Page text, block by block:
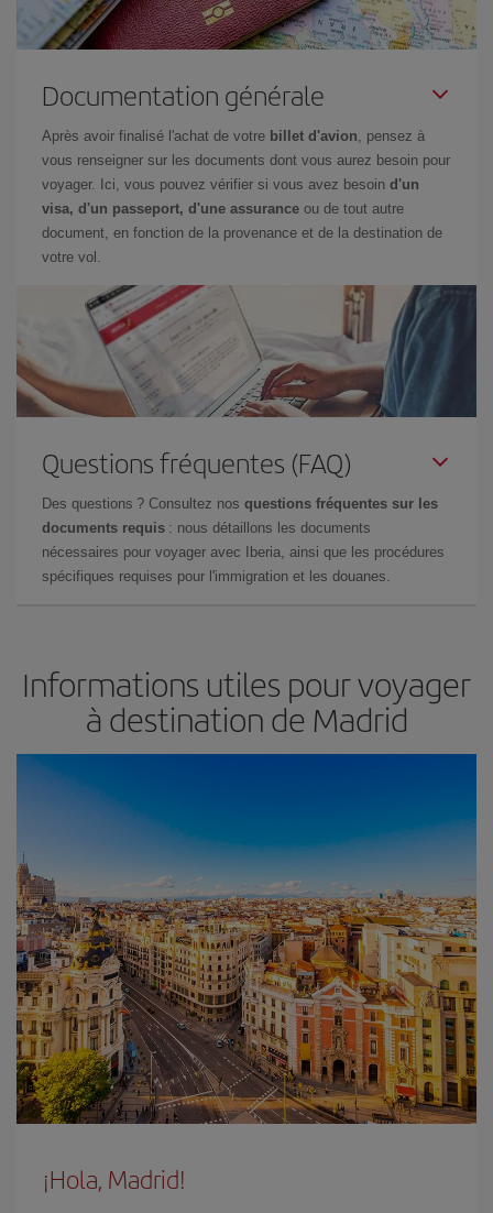
Documentation générale
Après avoir finalisé l'achat de votre billet d'avion, pensez à
vous renseigner sur les documents dont vous aurez besoin pour
voyager. Ici, vous pouvez vérifier si vous avez besoin d'un
visa, d'un passeport, d'une assurance ou de tout autre
document, en fonction de la provenance et de la destination de
votre vol.
Questions fréquentes (FAQ)
Des questions ? Consultez nos questions fréquentes sur les
documents requis : nous détaillons les documents
nécessaires pour voyager avec Iberia, ainsi que les procédures
spécifiques requises pour l'immigration et les douanes.
Informations utiles pour voyager
à destination de Madrid
¡Hola, Madrid!